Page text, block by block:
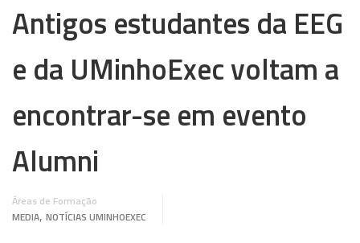
Antigos estudantes da EEG
e da UMinhoExec voltam a
encontrar-se em evento
Alumni
Áreas de Formação
MEDIA, NOTÍCIAS UMINHOEXEC